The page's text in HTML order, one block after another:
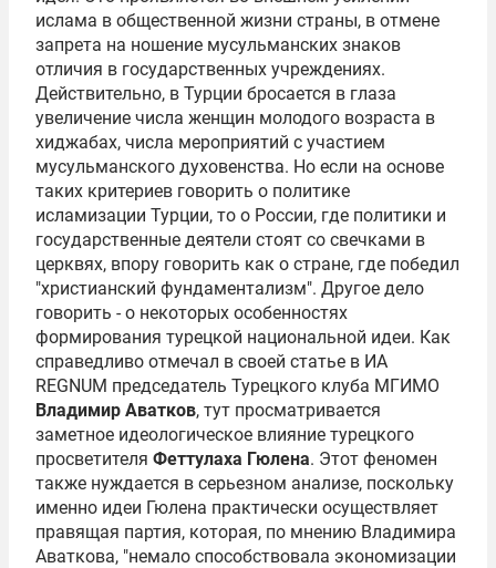
ислама в общественной жизни страны, в отмене
запрета на ношение мусульманских знаков
отличия в государственных учреждениях.
Действительно, в Турции бросается в глаза
увеличение числа женщин молодого возраста в
хиджабах, числа мероприятий с участием
мусульманского духовенства. Но если на основе
таких критериев говорить о политике
исламизации Турции, то о России, где политики и
государственные деятели стоят со свечками в
церквях, впору говорить как о стране, где победил
"христианский фундаментализм". Другое дело
говорить - о некоторых особенностях
формирования турецкой национальной идеи. Как
справедливо отмечал в своей статье в ИА
REGNUM председатель Турецкого клуба МГИМО
Владимир Аватков, тут просматривается
заметное идеологическое влияние турецкого
просветителя Феттулаха Гюлена. Этот феномен
также нуждается в серьезном анализе, поскольку
именно идеи Гюлена практически осуществляет
правящая партия, которая, по мнению Владимира
Аваткова, "немало способствовала экономизации